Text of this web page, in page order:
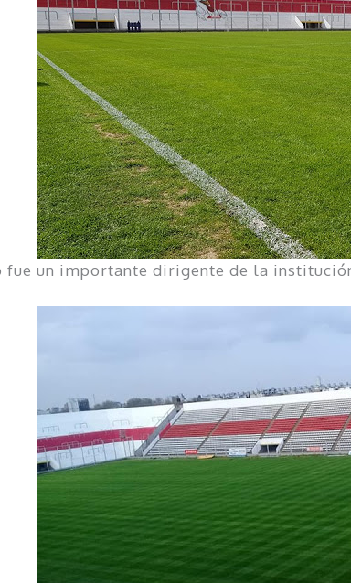
fue un importante dirigente de la